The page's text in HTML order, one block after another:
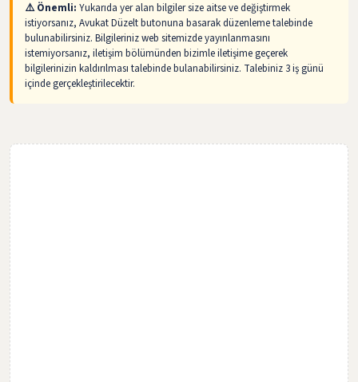
⚠️ Önemli: Yukarıda yer alan bilgiler size aitse ve değiştirmek
istiyorsanız, Avukat Düzelt butonuna basarak düzenleme talebinde
bulunabilirsiniz. Bilgileriniz web sitemizde yayınlanmasını
istemiyorsanız, iletişim bölümünden bizimle iletişime geçerek
bilgilerinizin kaldırılması talebinde bulanabilirsiniz. Talebiniz 3 iş günü
içinde gerçekleştirilecektir.